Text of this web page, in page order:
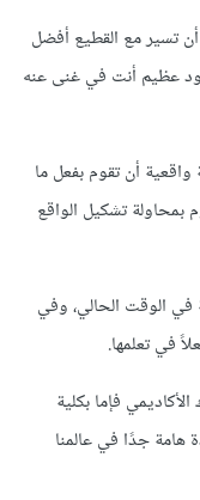
تسير مع القطيع أفضل
عظيم أنت في غنى عنه
أن تقوم بفعل ما
تشكيل الواقع
في الوقت الحالي، وفي
في تعلمها.
فإما بكلية
هامة جدًا في عالمنا